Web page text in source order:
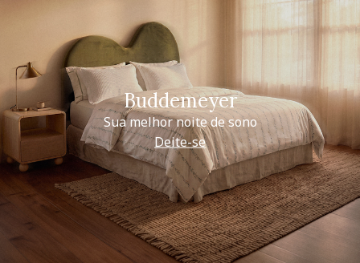
Buddemeyer
Sua melhor noite de sono
Deite-se